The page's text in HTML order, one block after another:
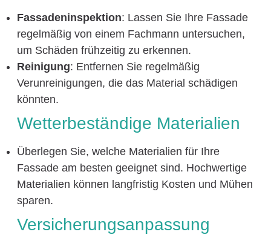
Fassadeninspektion: Lassen Sie Ihre Fassade
regelmäßig von einem Fachmann untersuchen,
um Schäden frühzeitig zu erkennen.
Reinigung: Entfernen Sie regelmäßig
Verunreinigungen, die das Material schädigen
könnten.
Wetterbeständige Materialien
Überlegen Sie, welche Materialien für Ihre
Fassade am besten geeignet sind. Hochwertige
Materialien können langfristig Kosten und Mühen
sparen.
Versicherungsanpassung